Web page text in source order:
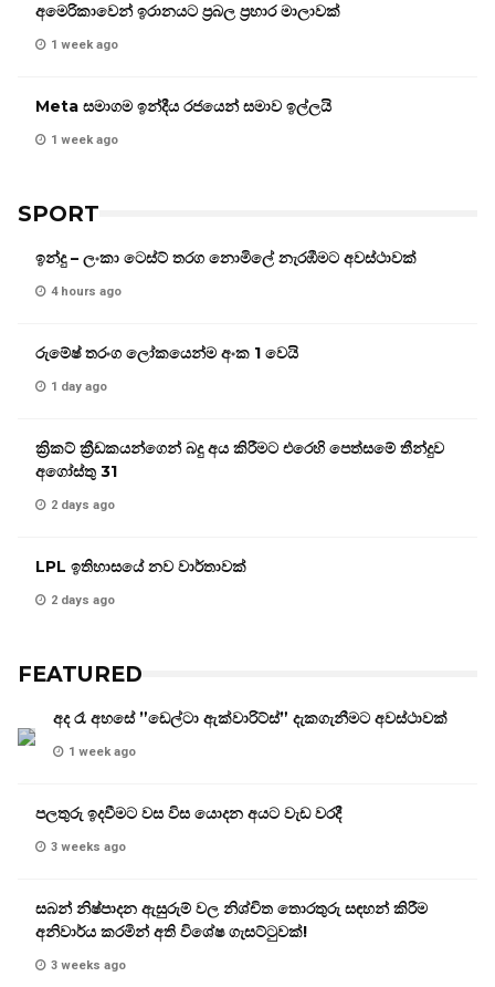
අමෙරිකාවෙන් ඉරානයට ප්‍රබල ප්‍රහාර මාලාවක්
1 week ago
Meta සමාගම ඉන්දීය රජයෙන් සමාව ඉල්ලයි
1 week ago
SPORT
ඉන්දු – ලංකා ටෙස්ට් තරග නොමිලේ නැරඹීමට අවස්ථාවක්
4 hours ago
රුමේෂ් තරංග ලෝකයෙන්ම අංක 1 වෙයි
1 day ago
ක්‍රිකට් ක්‍රීඩකයන්ගෙන් බදු අය කිරීමට එරෙහි පෙත්සමේ තීන්දුව
අගෝස්තු 31
2 days ago
LPL ඉතිහාසයේ නව වාර්තාවක්
2 days ago
FEATURED
අද රෑ අහසේ ”ඩෙල්ටා ඇක්වාරිට්ස්” දැකගැනීමට අවස්ථාවක්
1 week ago
පලතුරු ඉදවීමට වස විස යොදන අයට වැඩ වරදී
3 weeks ago
සබන් නිෂ්පාදන ඇසුරුම් වල නිශ්චිත තොරතුරු සඳහන් කිරීම
අනිවාර්ය කරමින් අති විශේෂ ගැසට්ටුවක්!
3 weeks ago